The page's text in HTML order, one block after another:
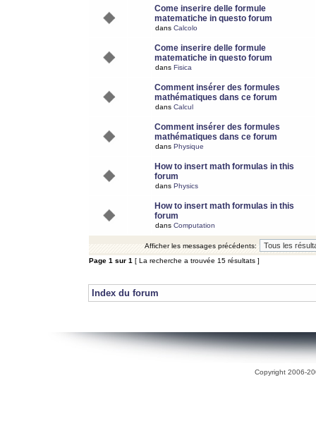
Come inserire delle formule
matematiche in questo forum
dans Calcolo
Come inserire delle formule
matematiche in questo forum
dans Fisica
Comment insérer des formules
mathématiques dans ce forum
dans Calcul
Comment insérer des formules
mathématiques dans ce forum
dans Physique
How to insert math formulas in this
forum
dans Physics
How to insert math formulas in this
forum
dans Computation
Afficher les messages précédents:
Page 1 sur 1 [ La recherche a trouvée 15 résultats ]
Index du forum
Copyright 2006-